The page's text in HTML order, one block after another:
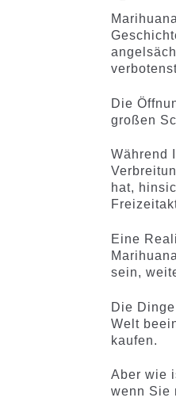
Die
großen
Während
hat,
Eine
sein,
Die
Welt
kaufen.
Aber wie
wenn Sie